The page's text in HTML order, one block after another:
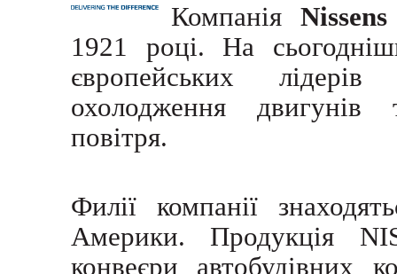
Компанія
1921 році. На
європейських
охолодження двигунів
повітря.
Филії компанії
Америки. Продукція
конвеєри автобудівних